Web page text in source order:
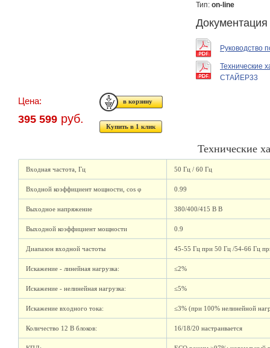
Тип: on-line
Документация
Руководство
Технические
СТАЙЕР33
Цена:
395 599 руб.
Купить в 1 клик
Технические
Входная частота, Гц 50 Гц / 60 Гц
Входной коэффициент мощности, cos φ 0.99
Выходное напряжение 380/400/415 В В
Выходной коэффициент мощности 0.9
Диапазон входной частоты 45-55 Гц при 50 Гц /54-66 Гц
Искажение - линейная нагрузка: ≤2%
Искажение - нелинейная нагрузка: ≤5%
Искажение входного тока: ≤3% (при 100% нелинейной
Количество 12 В блоков: 16/18/20 настраивается